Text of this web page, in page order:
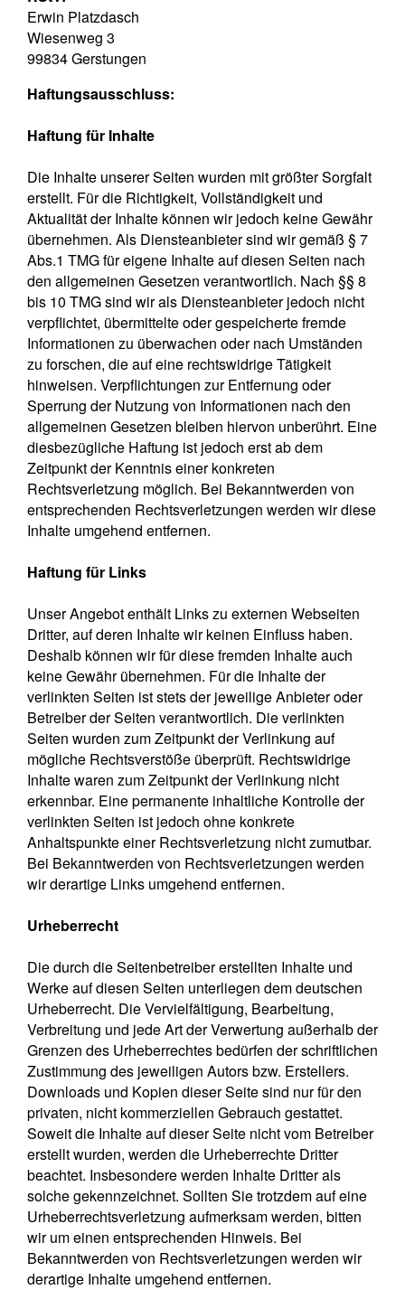
Erwin Platzdasch
Wiesenweg 3
99834 Gerstungen
Haftungsausschluss:
Haftung für Inhalte
Die Inhalte unserer Seiten wurden mit größter Sorgfalt
erstellt. Für die Richtigkeit, Vollständigkeit und
Aktualität der Inhalte können wir jedoch keine Gewähr
übernehmen. Als Diensteanbieter sind wir gemäß § 7
Abs.1 TMG für eigene Inhalte auf diesen Seiten nach
den allgemeinen Gesetzen verantwortlich. Nach §§ 8
bis 10 TMG sind wir als Diensteanbieter jedoch nicht
verpflichtet, übermittelte oder gespeicherte fremde
Informationen zu überwachen oder nach Umständen
zu forschen, die auf eine rechtswidrige Tätigkeit
hinweisen. Verpflichtungen zur Entfernung oder
Sperrung der Nutzung von Informationen nach den
allgemeinen Gesetzen bleiben hiervon unberührt. Eine
diesbezügliche Haftung ist jedoch erst ab dem
Zeitpunkt der Kenntnis einer konkreten
Rechtsverletzung möglich. Bei Bekanntwerden von
entsprechenden Rechtsverletzungen werden wir diese
Inhalte umgehend entfernen.
Haftung für Links
Unser Angebot enthält Links zu externen Webseiten
Dritter, auf deren Inhalte wir keinen Einfluss haben.
Deshalb können wir für diese fremden Inhalte auch
keine Gewähr übernehmen. Für die Inhalte der
verlinkten Seiten ist stets der jeweilige Anbieter oder
Betreiber der Seiten verantwortlich. Die verlinkten
Seiten wurden zum Zeitpunkt der Verlinkung auf
mögliche Rechtsverstöße überprüft. Rechtswidrige
Inhalte waren zum Zeitpunkt der Verlinkung nicht
erkennbar. Eine permanente inhaltliche Kontrolle der
verlinkten Seiten ist jedoch ohne konkrete
Anhaltspunkte einer Rechtsverletzung nicht zumutbar.
Bei Bekanntwerden von Rechtsverletzungen werden
wir derartige Links umgehend entfernen.
Urheberrecht
Die durch die Seitenbetreiber erstellten Inhalte und
Werke auf diesen Seiten unterliegen dem deutschen
Urheberrecht. Die Vervielfältigung, Bearbeitung,
Verbreitung und jede Art der Verwertung außerhalb der
Grenzen des Urheberrechtes bedürfen der schriftlichen
Zustimmung des jeweiligen Autors bzw. Erstellers.
Downloads und Kopien dieser Seite sind nur für den
privaten, nicht kommerziellen Gebrauch gestattet.
Soweit die Inhalte auf dieser Seite nicht vom Betreiber
erstellt wurden, werden die Urheberrechte Dritter
beachtet. Insbesondere werden Inhalte Dritter als
solche gekennzeichnet. Sollten Sie trotzdem auf eine
Urheberrechtsverletzung aufmerksam werden, bitten
wir um einen entsprechenden Hinweis. Bei
Bekanntwerden von Rechtsverletzungen werden wir
derartige Inhalte umgehend entfernen.